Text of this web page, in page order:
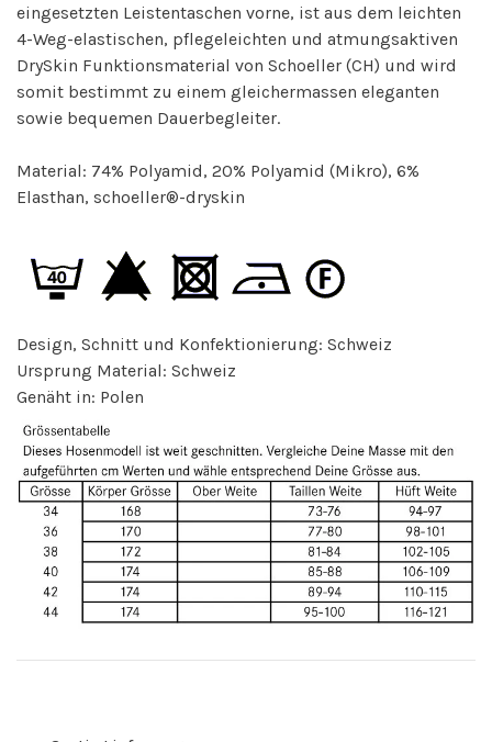
eingesetzten Leistentaschen vorne, ist aus dem leichten
4-Weg-elastischen, pflegeleichten und atmungsaktiven
DrySkin Funktionsmaterial von Schoeller (CH) und wird
somit bestimmt zu einem gleichermassen eleganten
sowie bequemen Dauerbegleiter.
Material: 74% Polyamid, 20% Polyamid (Mikro), 6%
Elasthan, schoeller®-dryskin
Design, Schnitt und Konfektionierung: Schweiz
Ursprung Material: Schweiz
Genäht in: Polen